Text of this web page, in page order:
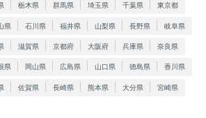
栃木県 群馬県 埼玉県 千葉県 東京都
県 石川県 福井県 山梨県 長野県 岐阜県
滋賀県 京都府 大阪府 兵庫県 奈良県
県 岡山県 広島県 山口県 徳島県 香川県
佐賀県 長崎県 熊本県 大分県 宮崎県